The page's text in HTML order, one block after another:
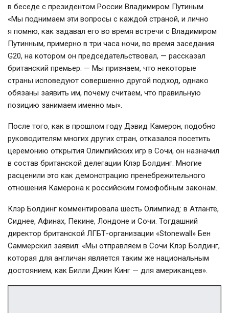
в беседе с президентом России Владимиром Путиным.
«Мы поднимаем эти вопросы с каждой страной, и лично
я помню, как задавал его во время встречи с Владимиром
Путинным, примерно в три часа ночи, во время заседания
G20, на котором он председательствовал, — рассказал
британский премьер. — Мы признаем, что некоторые
страны исповедуют совершенно другой подход, однако
обязаны заявить им, почему считаем, что правильную
позицию занимаем именно мы».
После того, как в прошлом году Дэвид Камерон, подобно
руководителям многих других стран, отказался посетить
церемонию открытия Олимпийских игр в Сочи, он назначил
в состав британской делегации Клэр Болдинг. Многие
расценили это как демонстрацию пренебрежительного
отношения Камерона к российским гомофобным законам.
Клэр Болдинг комментировала шесть Олимпиад: в Атланте,
Сиднее, Афинах, Пекине, Лондоне и Сочи. Тогдашний
директор британской ЛГБТ-организации «Stonewall» Бен
Саммерскил заявил: «Мы отправляем в Сочи Клэр Болдинг,
которая для англичан является таким же национальным
достоянием, как Билли Джин Кинг — для американцев».